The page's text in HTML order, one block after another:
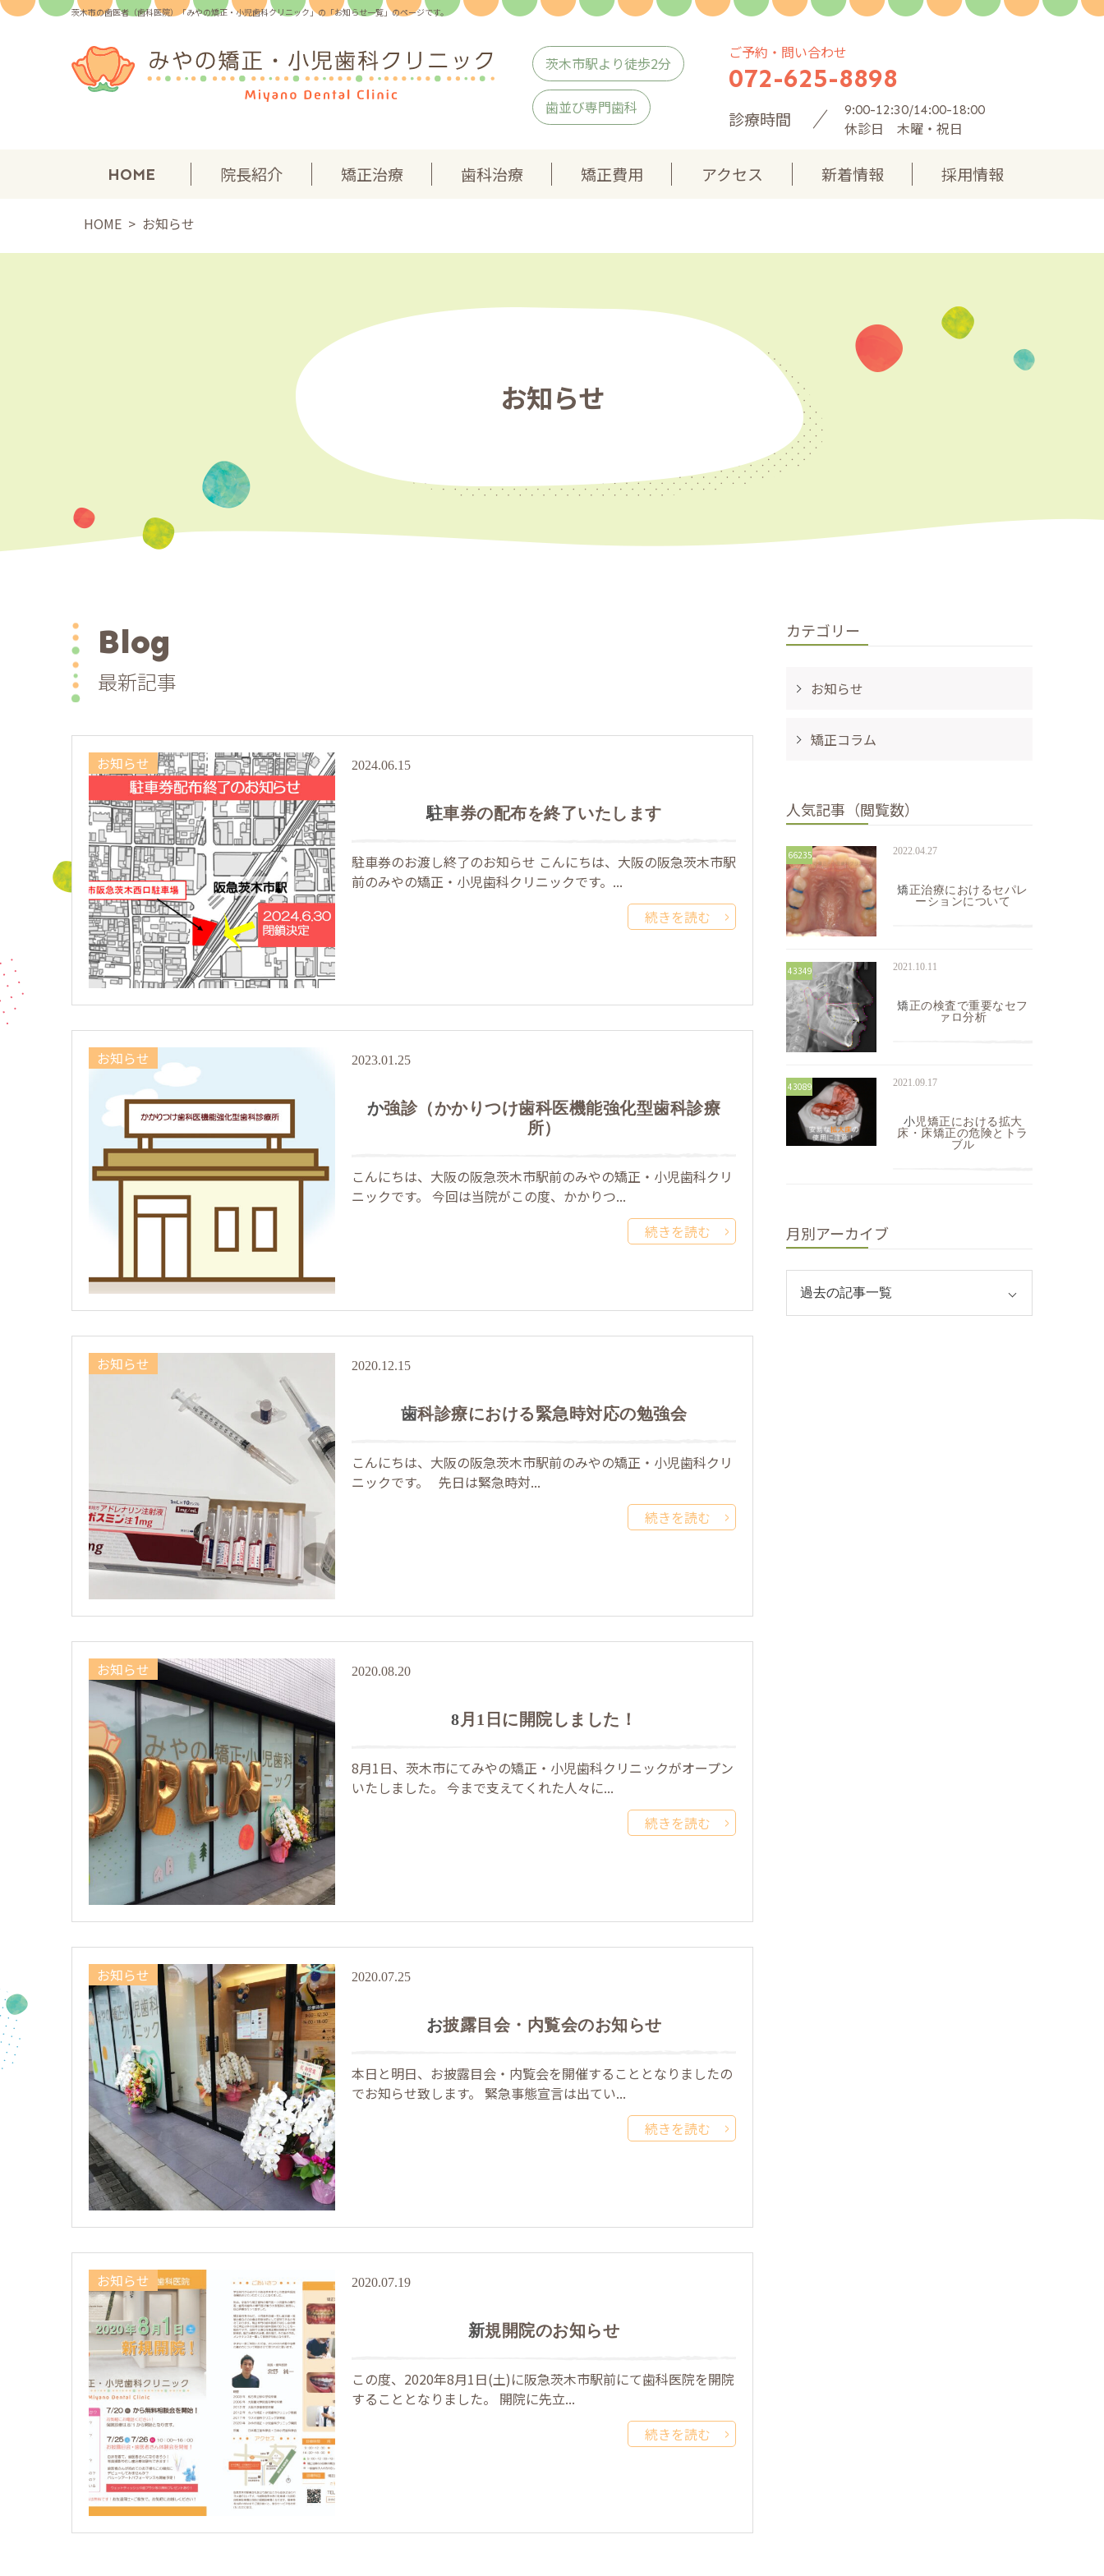
茨木市の歯医者（歯科医院）「みやの矯正・小児歯科クリニック」の「お知らせ一覧」のページです。
茨木市駅より徒歩2分
歯並び専門歯科
ご予約・問い合わせ
072-625-8898
診療時間 9:00-12:30/14:00-18:00
休診日 木曜・祝日
HOME 院長紹介 矯正治療
3歳からの受け口治療
埋伏歯の矯正治療
治療後の保定（リテーナー）
歯科治療 矯正費用 アクセス 新着情報 採用情報
HOME お知らせ
お知らせ
Blog
最新記事
お知らせ 2024.06.15
駐車券の配布を終了いたします
駐車券のお渡し終了のお知らせ こんにちは、大阪の阪急茨木市駅
前のみやの矯正・小児歯科クリニックです。...
続きを読む
お知らせ 2023.01.25
か強診（かかりつけ歯科医機能強化型歯科診療
所）
こんにちは、大阪の阪急茨木市駅前のみやの矯正・小児歯科クリ
ニックです。 今回は当院がこの度、かかりつ...
続きを読む
お知らせ 2020.12.15
歯科診療における緊急時対応の勉強会
こんにちは、大阪の阪急茨木市駅前のみやの矯正・小児歯科クリ
ニックです。 先日は緊急時対...
続きを読む
お知らせ 2020.08.20
8月1日に開院しました！
8月1日、茨木市にてみやの矯正・小児歯科クリニックがオープン
いたしました。 今まで支えてくれた人々に...
続きを読む
お知らせ 2020.07.25
お披露目会・内覧会のお知らせ
本日と明日、お披露目会・内覧会を開催することとなりましたの
でお知らせ致します。 緊急事態宣言は出てい...
続きを読む
お知らせ 2020.07.19
新規開院のお知らせ
この度、2020年8月1日(土)に阪急茨木市駅前にて歯科医院を開院
することとなりました。 開院に先立...
続きを読む
カテゴリー
お知らせ
矯正コラム
人気記事（閲覧数）
66235 2022.04.27
矯正治療におけるセパレ
ーションについて
43349 2021.10.11
矯正の検査で重要なセフ
ァロ分析
43089 2021.09.17
小児矯正における拡大
床・床矯正の危険とトラ
ブル
月別アーカイブ